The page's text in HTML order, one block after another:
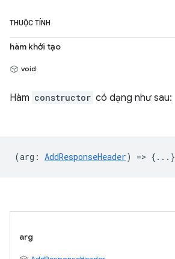
THUỘC TÍNH
hàm khởi tạo
void
Hàm constructor có dạng như sau:
(arg : AddResponseHeader) => {...}
arg